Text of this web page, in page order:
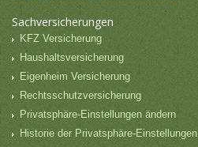
Sachversicherungen
KFZ Versicherung
Haushaltsversicherung
Eigenheim Versicherung
Rechtsschutzversicherung
Privatsphäre-Einstellungen ändern
Historie der Privatsphäre-Einstellungen